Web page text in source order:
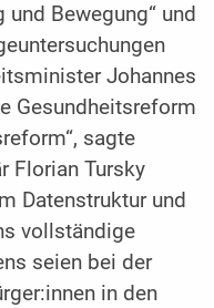
und Bewegung“ und
Johannes
Gesundheitsreform
sagte
Florian Tursky
Datenstruktur und
vollständige
seien bei der
in den